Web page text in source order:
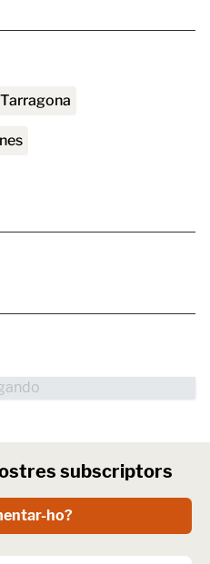
Tarragona
subscriptors
ho?